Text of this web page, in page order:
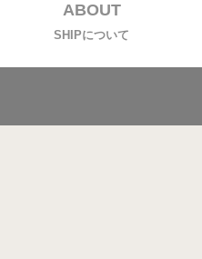
ABOUT
SHIPについて